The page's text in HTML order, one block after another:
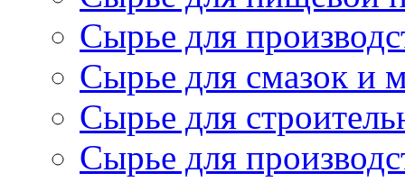
Сырье для
Сырье для смазок и
Сырье для
Сырье для